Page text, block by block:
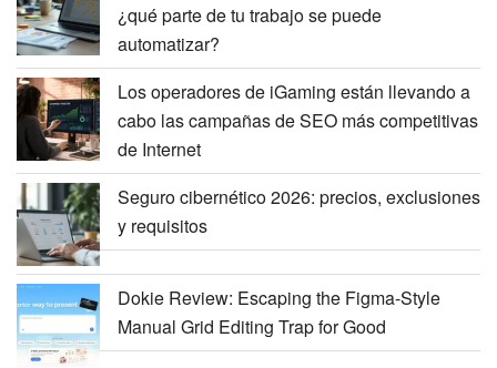
¿qué parte de tu trabajo se puede
automatizar?
Los operadores de iGaming están llevando a
cabo las campañas de SEO más competitivas
de Internet
Seguro cibernético 2026: precios, exclusiones
y requisitos
Dokie Review: Escaping the Figma-Style
Manual Grid Editing Trap for Good